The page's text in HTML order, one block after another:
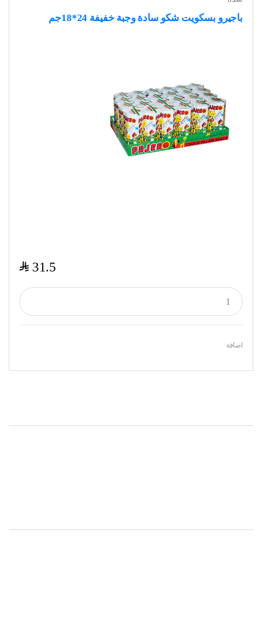
باجيرو بسكويت شكو سادة وجبة خفيفة 24*18جم
31.5
$
اضافة